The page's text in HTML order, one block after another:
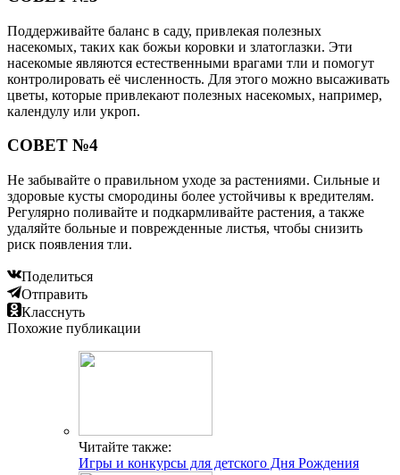
Поддерживайте баланс в саду, привлекая полезных
насекомых, таких как божьи коровки и златоглазки. Эти
насекомые являются естественными врагами тли и помогут
контролировать её численность. Для этого можно высаживать
цветы, которые привлекают полезных насекомых, например,
календулу или укроп.
СОВЕТ №4
Не забывайте о правильном уходе за растениями. Сильные и
здоровые кусты смородины более устойчивы к вредителям.
Регулярно поливайте и подкармливайте растения, а также
удаляйте больные и поврежденные листья, чтобы снизить
риск появления тли.
Поделиться
Отправить
Класснуть
Похожие публикации
Читайте также:
Игры и конкурсы для детского Дня Рождения